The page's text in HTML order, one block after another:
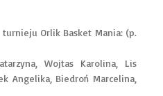
Orlik Basket Mania: (p.
Wojtas Karolina, Lis
Angelika, Biedroń Marcelina,